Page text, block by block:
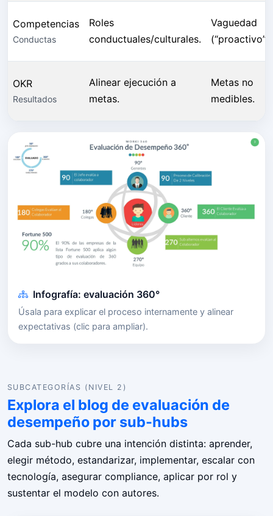
Competencias
Conductas
Roles
conductuales/culturales.
Vaguedad
(“proactivo”).
OKR
Resultados
Alinear ejecución a
metas.
Metas no
medibles.
Infografía: evaluación 360°
Úsala para explicar el proceso internamente y alinear
expectativas (clic para ampliar).
SUBCATEGORÍAS (NIVEL 2)
Explora el blog de evaluación de
desempeño por sub-hubs
Cada sub-hub cubre una intención distinta: aprender,
elegir método, estandarizar, implementar, escalar con
tecnología, asegurar compliance, aplicar por rol y
sustentar el modelo con autores.